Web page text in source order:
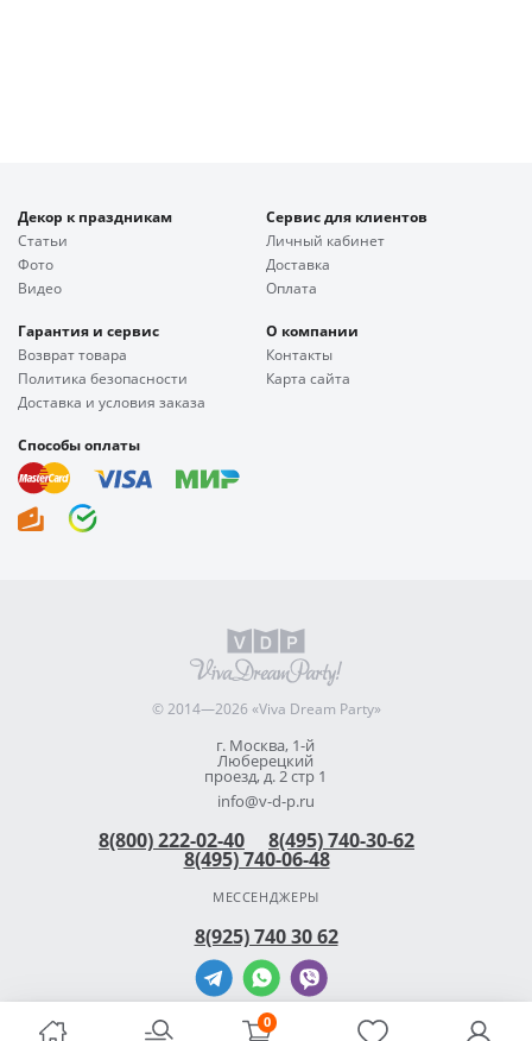
0
Декор к праздникам
Статьи
Фото
Видео
Сервис для клиентов
Личный кабинет
Доставка
Оплата
Гарантия и сервис
Возврат товара
Политика безопасности
Доставка и условия заказа
О компании
Контакты
Карта сайта
Способы оплаты
© 2014—2026 «Viva Dream Party»
г. Москва, 1-й
Люберецкий
проезд, д. 2 стр 1
info@v-d-p.ru
8(800) 222-02-40 8(495) 740-30-62
8(495) 740-06-48
МЕССЕНДЖЕРЫ
8(925) 740 30 62